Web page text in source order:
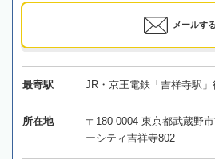
メールする
最寄駅 JR・京王電鉄「吉祥寺駅」
所在地
〒180-0004 東京都武蔵野
ーシティ吉祥寺802